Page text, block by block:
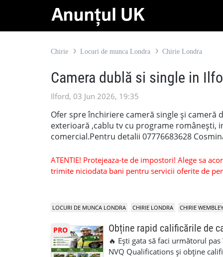
Chirie Locuri de munca Londra Chirie Londra
Camera dublă si single in
Ilford, 03 Jun 2026, 19:35
Ofer spre închiriere cameră single și cameră
exterioară ,cablu tv cu programe românești,
comercial.Pentru detalii 07776683628
ATENTIE! Protejeaza-te de impostori! Alege sa
trimite niciodata bani pentru servicii oferite de
LOCURI DE MUNCA LONDRA CHIRIE LONDRA CHIRIE WEMBLEY
PRO Obține rapid calificările de
🔥 Ești gata să faci următorul
NVQ Qualifications și obține